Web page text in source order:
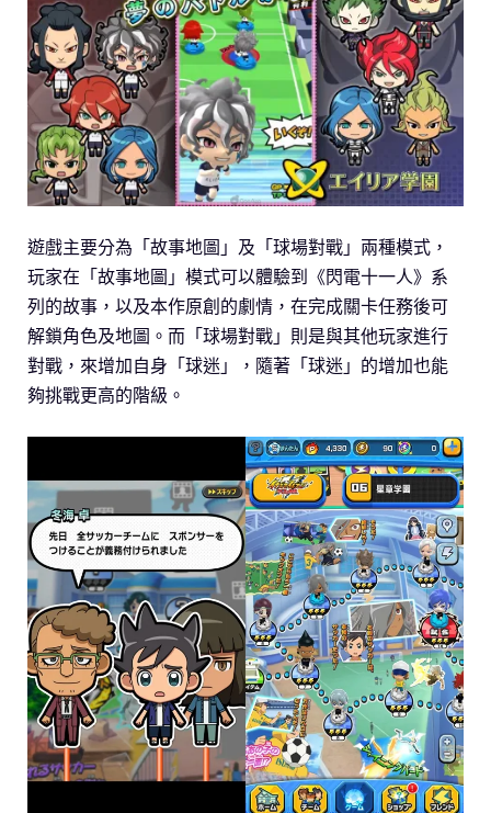
遊戲主要分為「故事地圖」及「球場對戰」兩種模式，
玩家在「故事地圖」模式可以體驗到《閃電十一人》系
列的故事，以及本作原創的劇情，在完成關卡任務後可
解鎖角色及地圖。而「球場對戰」則是與其他玩家進行
對戰，來增加自身「球迷」，隨著「球迷」的增加也能
夠挑戰更高的階級。